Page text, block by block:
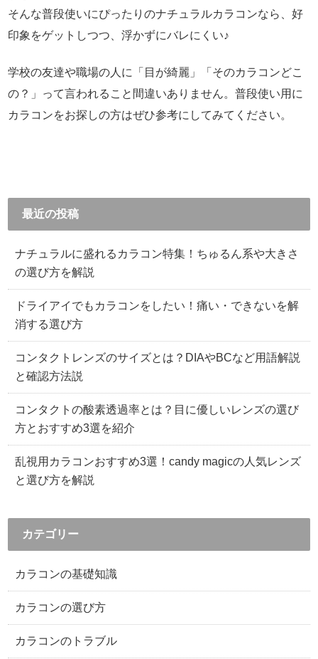
そんな普段使いにぴったりのナチュラルカラコンなら、好
印象をゲットしつつ、浮かずにバレにくい♪
学校の友達や職場の人に「目が綺麗」「そのカラコンどこ
の？」って言われること間違いありません。普段使い用に
カラコンをお探しの方はぜひ参考にしてみてください。
最近の投稿
ナチュラルに盛れるカラコン特集！ちゅるん系や大きさ
の選び方を解説
ドライアイでもカラコンをしたい！痛い・できないを解
消する選び方
コンタクトレンズのサイズとは？DIAやBCなど用語解説
と確認方法説
コンタクトの酸素透過率とは？目に優しいレンズの選び
方とおすすめ3選を紹介
乱視用カラコンおすすめ3選！candy magicの人気レンズ
と選び方を解説
カテゴリー
カラコンの基礎知識
カラコンの選び方
カラコンのトラブル